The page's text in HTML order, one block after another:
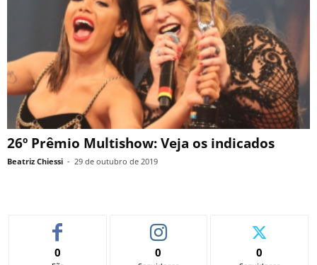
26º Prêmio Multishow: Veja os indicados
Beatriz Chiessi - 29 de outubro de 2019
0 0 0